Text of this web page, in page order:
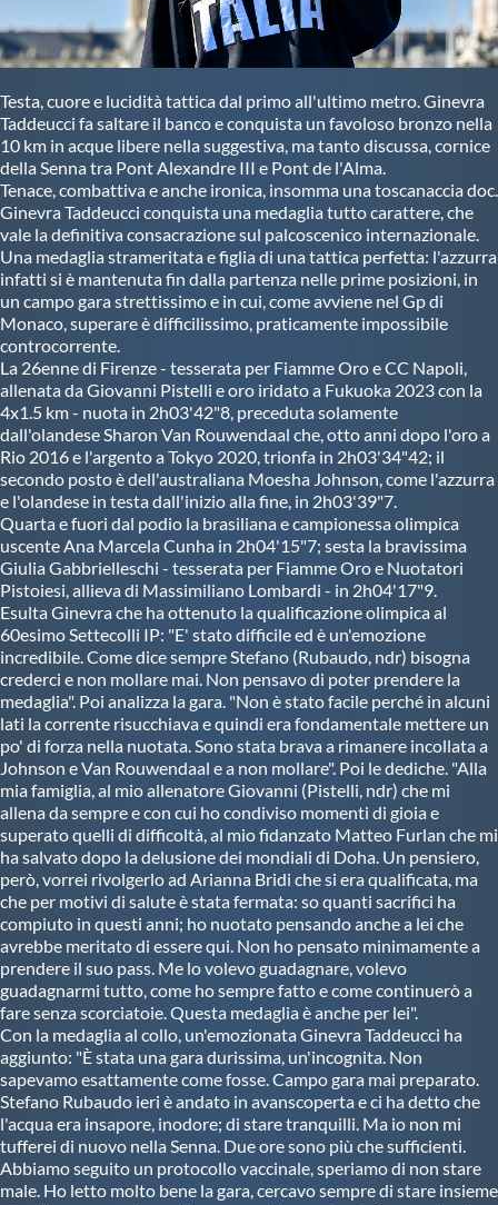
Master
Formazione
GUG
Scuole Nuoto
Propaganda
Centri Federali
Area Legislativa
Protezione Civile
Qualità
Sostenibilità
Privacy
Cookie Policy
Archivio News
Flash News
Galleria fotografica
Videogallery
Intranet
Webmail
Testa, cuore e lucidità tattica dal primo all'ultimo metro. Ginevra
Taddeucci fa saltare il banco e conquista un favoloso bronzo nella
10 km in acque libere nella suggestiva, ma tanto discussa, cornice
della Senna tra Pont Alexandre III e Pont de l'Alma.
Tenace, combattiva e anche ironica, insomma una toscanaccia doc.
Ginevra Taddeucci conquista una medaglia tutto carattere, che
vale la definitiva consacrazione sul palcoscenico internazionale.
Una medaglia strameritata e figlia di una tattica perfetta: l'azzurra
infatti si è mantenuta fin dalla partenza nelle prime posizioni, in
un campo gara strettissimo e in cui, come avviene nel Gp di
Monaco, superare è difficilissimo, praticamente impossibile
controcorrente.
La 26enne di Firenze - tesserata per Fiamme Oro e CC Napoli,
allenata da Giovanni Pistelli e oro iridato a Fukuoka 2023 con la
4x1.5 km - nuota in 2h03'42"8, preceduta solamente
dall'olandese Sharon Van Rouwendaal che, otto anni dopo l'oro a
Rio 2016 e l'argento a Tokyo 2020, trionfa in 2h03'34"42; il
secondo posto è dell'australiana Moesha Johnson, come l'azzurra
e l'olandese in testa dall'inizio alla fine, in 2h03'39"7.
Quarta e fuori dal podio la brasiliana e campionessa olimpica
uscente Ana Marcela Cunha in 2h04'15"7; sesta la bravissima
Giulia Gabbrielleschi - tesserata per Fiamme Oro e Nuotatori
Pistoiesi, allieva di Massimiliano Lombardi - in 2h04'17"9.
Esulta Ginevra che ha ottenuto la qualificazione olimpica al
60esimo Settecolli IP: "E' stato difficile ed è un'emozione
incredibile. Come dice sempre Stefano (Rubaudo, ndr) bisogna
crederci e non mollare mai. Non pensavo di poter prendere la
medaglia". Poi analizza la gara. "Non è stato facile perché in alcuni
lati la corrente risucchiava e quindi era fondamentale mettere un
po' di forza nella nuotata. Sono stata brava a rimanere incollata a
Johnson e Van Rouwendaal e a non mollare". Poi le dediche. "Alla
mia famiglia, al mio allenatore Giovanni (Pistelli, ndr) che mi
allena da sempre e con cui ho condiviso momenti di gioia e
superato quelli di difficoltà, al mio fidanzato Matteo Furlan che mi
ha salvato dopo la delusione dei mondiali di Doha. Un pensiero,
però, vorrei rivolgerlo ad Arianna Bridi che si era qualificata, ma
che per motivi di salute è stata fermata: so quanti sacrifici ha
compiuto in questi anni; ho nuotato pensando anche a lei che
avrebbe meritato di essere qui. Non ho pensato minimamente a
prendere il suo pass. Me lo volevo guadagnare, volevo
guadagnarmi tutto, come ho sempre fatto e come continuerò a
fare senza scorciatoie. Questa medaglia è anche per lei".
Con la medaglia al collo, un'emozionata Ginevra Taddeucci ha
aggiunto: "È stata una gara durissima, un'incognita. Non
sapevamo esattamente come fosse. Campo gara mai preparato.
Stefano Rubaudo ieri è andato in avanscoperta e ci ha detto che
l'acqua era insapore, inodore; di stare tranquilli. Ma io non mi
tufferei di nuovo nella Senna. Due ore sono più che sufficienti.
Abbiamo seguito un protocollo vaccinale, speriamo di non stare
male. Ho letto molto bene la gara, cercavo sempre di stare insieme